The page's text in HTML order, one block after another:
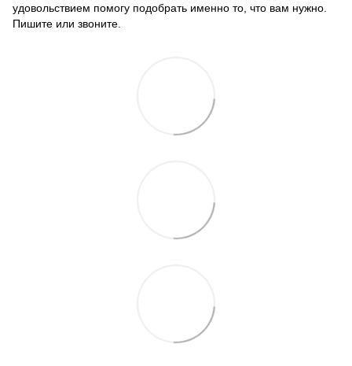
удовольствием помогу подобрать именно то, что вам нужно.
Пишите или звоните.